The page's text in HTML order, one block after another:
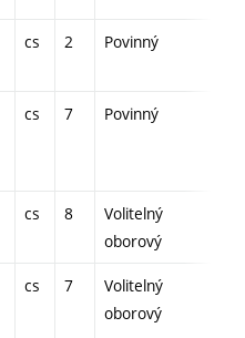
cs 2 Povinný
cs 7 Povinný
cs 8
Volitelný
oborový
cs 7
Volitelný
oborový